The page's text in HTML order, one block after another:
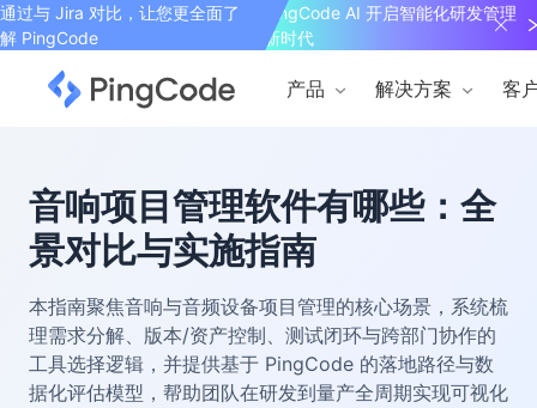
通过与 Jira 对比，让您更全面了
解 PingCode
PingCode AI 开启智能化研发管理
新时代
产品 解决方案 客
音响项目管理软件有哪些：全
景对比与实施指南
本指南聚焦音响与音频设备项目管理的核心场景，系统梳
理需求分解、版本/资产控制、测试闭环与跨部门协作的
工具选择逻辑，并提供基于 PingCode 的落地路径与数
据化评估模型，帮助团队在研发到量产全周期实现可视化